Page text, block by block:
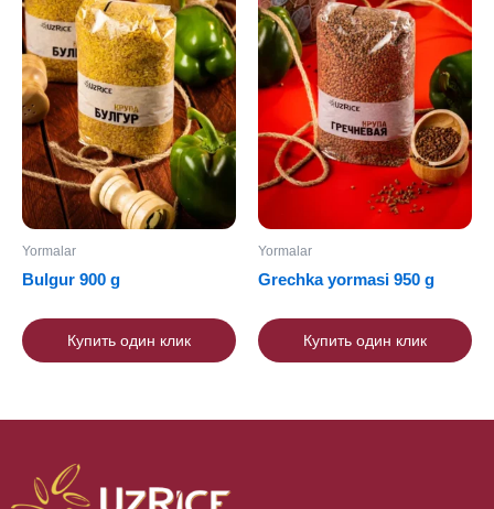
Yormalar
Bulgur 900 g
Купить один клик
Yormalar
Grechka yormasi 950 g
Купить один клик